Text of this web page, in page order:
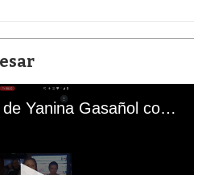
El mal momento de Yanina Gasañol con un hincha argentino en "Subrayado"